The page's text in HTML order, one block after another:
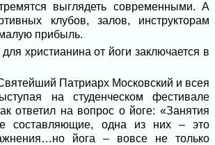
выглядеть современными. А
клубов, залов, инструкторам
прибыль.
христианина от йоги заключается в
Патриарх Московский и всея
на студенческом фестивале
ответил на вопрос о йоге: «Занятия
составляющие, одна из них – это
йога – вовсе не только